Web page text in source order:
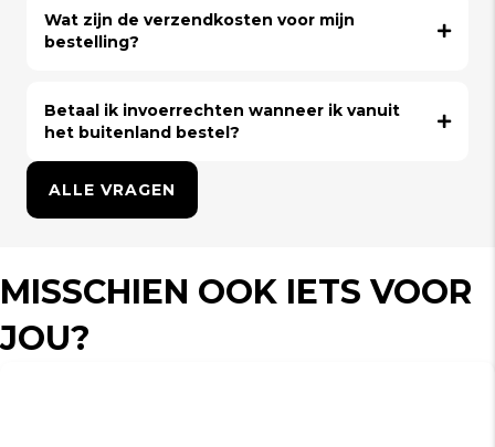
Wat zijn de verzendkosten voor mijn
bestelling?
Betaal ik invoerrechten wanneer ik vanuit
het buitenland bestel?
ALLE VRAGEN
MISSCHIEN OOK IETS VOOR
JOU?